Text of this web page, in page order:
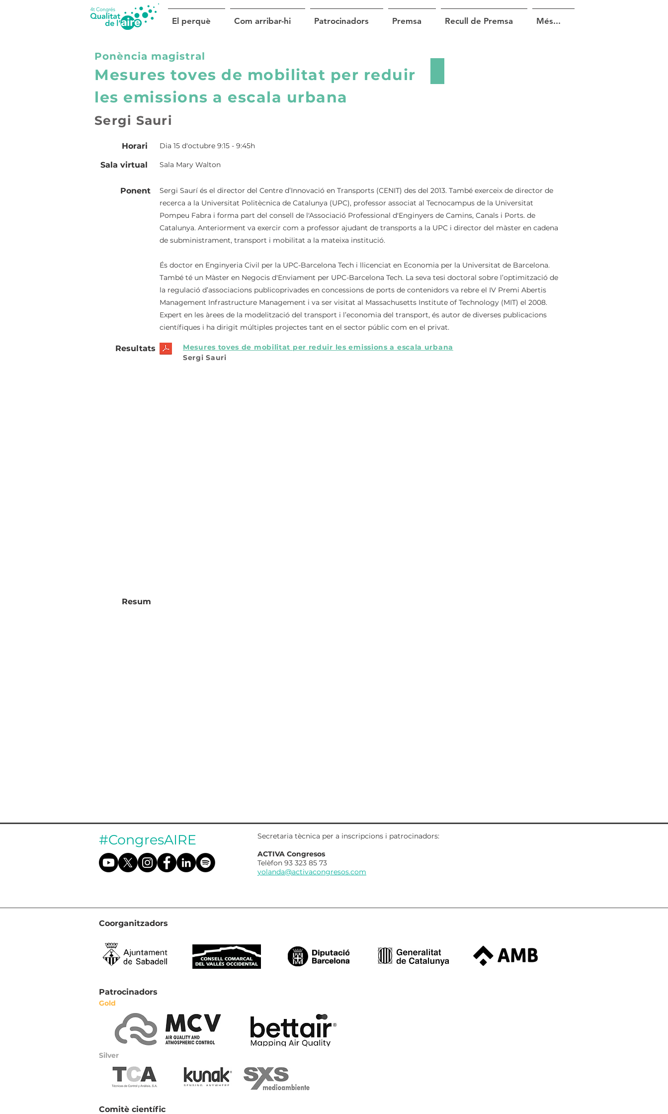
El perquè Com arribar-hi Patrocinadors Premsa Recull de Premsa Més...
Ponència magistral
Mesures toves de mobilitat per reduir
les emissions a escala urbana
Sergi Sauri
Horari
Sala virtual
Dia 15 d'octubre 9:15 - 9:45h
Sala Mary Walton
Ponent
Sergi Saurí és el director del Centre d’Innovació en Transports (CENIT) des del 2013. També exerceix de director de
recerca a la Universitat Politècnica de Catalunya (UPC), professor associat al Tecnocampus de la Universitat
Pompeu Fabra i forma part del consell de l'Associació Professional d'Enginyers de Camins, Canals i Ports. de
Catalunya. Anteriorment va exercir com a professor ajudant de transports a la UPC i director del màster en cadena
de subministrament, transport i mobilitat a la mateixa institució.
És doctor en Enginyeria Civil per la UPC-Barcelona Tech i llicenciat en Economia per la Universitat de Barcelona.
També té un Màster en Negocis d'Enviament per UPC-Barcelona Tech. La seva tesi doctoral sobre l’optimització de
la regulació d’associacions publicoprivades en concessions de ports de contenidors va rebre el IV Premi Abertis
Management Infrastructure Management i va ser visitat al Massachusetts Institute of Technology (MIT) el 2008.
Expert en les àrees de la modelització del transport i l’economia del transport, és autor de diverses publicacions
científiques i ha dirigit múltiples projectes tant en el sector públic com en el privat.
Resultats
Mesures toves de mobilitat per reduir les emissions a escala urbana
Sergi Sauri
Resum
#CongresAIRE
Secretaria tècnica per a inscripcions i patrocinadors:
ACTIVA Congresos
Telèfon 93 323 85 73
yolanda@activacongresos.com
Coorganitzadors
Patrocinadors
Gold
Silver
Comitè científic